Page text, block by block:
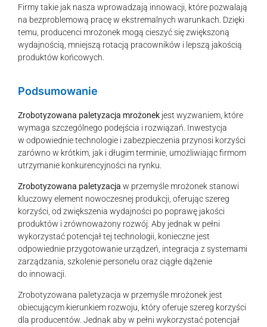
Firmy takie jak nasza wprowadzają innowacji, które pozwalają
na bezproblemową pracę w ekstremalnych warunkach. Dzięki
temu, producenci mrożonek mogą cieszyć się zwiększoną
wydajnością, mniejszą rotacją pracowników i lepszą jakością
produktów końcowych.
Podsumowanie
Zrobotyzowana paletyzacja mrożonek jest wyzwaniem, które
wymaga szczególnego podejścia i rozwiązań. Inwestycja
w odpowiednie technologie i zabezpieczenia przynosi korzyści
zarówno w krótkim, jak i długim terminie, umożliwiając firmom
utrzymanie konkurencyjności na rynku.
Zrobotyzowana paletyzacja w przemyśle mrożonek stanowi
kluczowy element nowoczesnej produkcji, oferując szereg
korzyści, od zwiększenia wydajności po poprawę jakości
produktów i zrównoważony rozwój. Aby jednak w pełni
wykorzystać potencjał tej technologii, konieczne jest
odpowiednie przygotowanie urządzeń, integracja z systemami
zarządzania, szkolenie personelu oraz ciągłe dążenie
do innowacji.
Zrobotyzowana paletyzacja w przemyśle mrożonek jest
obiecującym kierunkiem rozwoju, który oferuje szereg korzyści
dla producentów. Jednak aby w pełni wykorzystać potencjał